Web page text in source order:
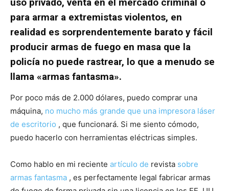
uso privado, venta en el mercado criminal o
para armar a extremistas violentos, en
realidad es sorprendentemente barato y fácil
producir armas de fuego en masa que la
policía no puede rastrear, lo que a menudo se
llama «armas fantasma».
Por poco más de 2.000 dólares, puedo comprar una
máquina, no mucho más grande que una impresora láser
de escritorio , que funcionará. Si me siento cómodo,
puedo hacerlo con herramientas eléctricas simples.
Como hablo en mi reciente artículo de revista sobre
armas fantasma , es perfectamente legal fabricar armas